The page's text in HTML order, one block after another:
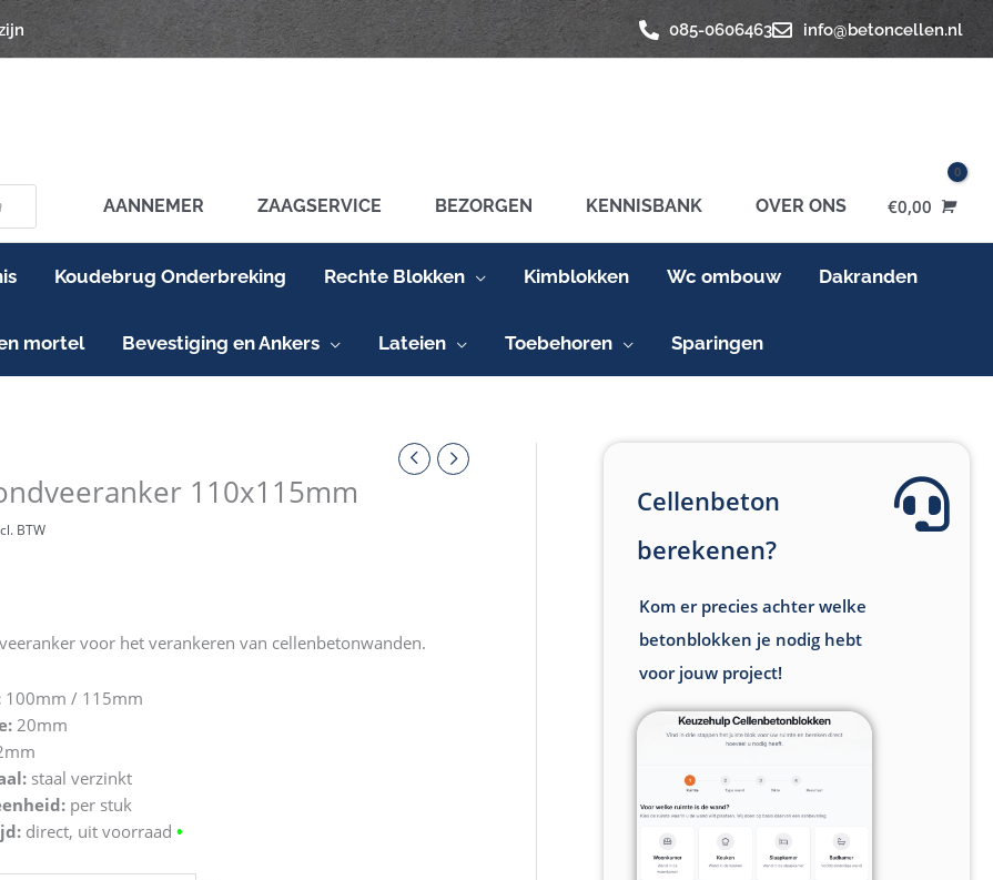
085-0606463 info@betoncellen.nl
AANNEMER ZAAGSERVICE BEZORGEN KENNISBANK OVER ONS €0,00
Koudebrug Onderbreking Rechte Blokken Kimblokken Wc ombouw Dakranden
mortel Bevestiging en Ankers Lateien Toebehoren Sparingen
110x115mm
BTW
voor het verankeren van cellenbetonwanden.
100mm / 115mm
20mm
staal verzinkt
per stuk
direct, uit voorraad •
Cellenbeton
berekenen?
Kom er precies achter welke
betonblokken je nodig hebt
voor jouw project!